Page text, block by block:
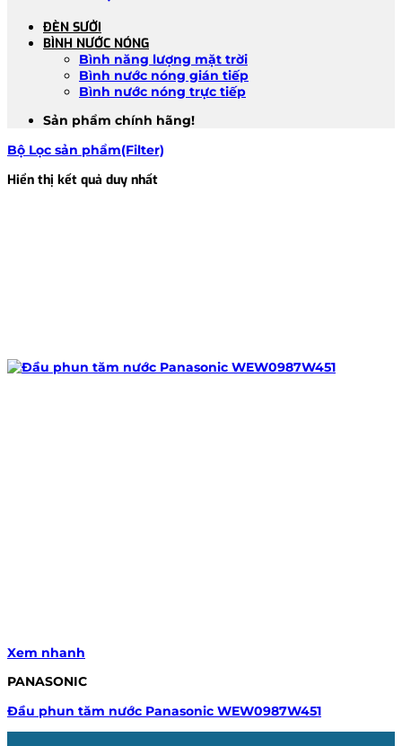
ĐÈN SƯỞI
BÌNH NƯỚC NÓNG
Bình năng lượng mặt trời
Bình nước nóng gián tiếp
Bình nước nóng trực tiếp
Sản phẩm chính hãng!
Bộ Lọc sản phẩm(Filter)
Hiển thị kết quả duy nhất
Xem nhanh
PANASONIC
Đầu phun tăm nước Panasonic WEW0987W451